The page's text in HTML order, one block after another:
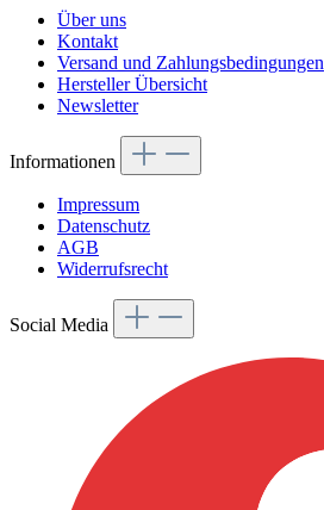
Über uns
Kontakt
Versand und Zahlungsbedingungen
Hersteller Übersicht
Newsletter
Informationen
Impressum
Datenschutz
AGB
Widerrufsrecht
Social Media